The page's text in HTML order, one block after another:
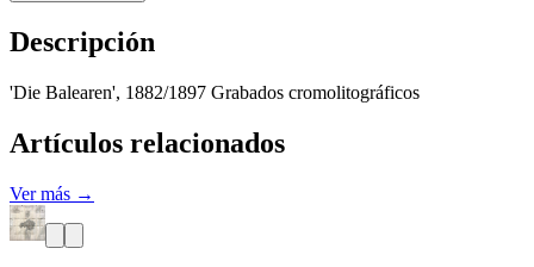
Descripción
'Die Balearen', 1882/1897 Grabados cromolitográficos
Artículos relacionados
Ver más →